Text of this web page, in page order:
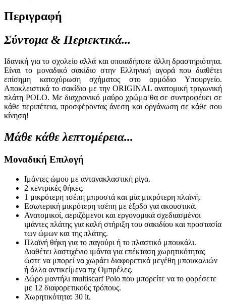
Περιγραφή
Σύντομα & Περιεκτικά...
Ιδανική για το σχολείο αλλά και οποιαδήποτε άλλη δραστηριότητα.
Είναι το μοναδικό σακίδιο στην Ελληνική αγορά που διαθέτει
επίσημη κατοχύρωση σχήματος στο αρμόδιο Υπουργείο.
Αποκλειστικά το σακίδιο με την ORIGINAL ανατομική τριγωνική
πλάτη POLO. Με διαχρονικό μαύρο χρώμα θα σε συντροφέυει σε
κάθε περιπέτεια, προσφέροντας άνεση και οργάνωση σε κάθε σου
κίνηση!
Μάθε κάθε λεπτομέρεια...
Mοναδική Επιλογή
Ιμάντες ώμου με αντανακλαστική ρίγα.
2 κεντρικές θήκες.
1 μικρότερη τσέπη μπροστά και μία μικρότερη πλαϊνή.
Εσωτερική μικρότερη τσέπη με έξοδο για ακουστικά.
Ανατομικοί, αεριζόμενοι και εργονομικά σχεδιασμένοι
ιμάντες πλάτης για καλή στήριξη του σακιδίου και προστασία
των ώμων και της πλάτης.
Πλαϊνή θήκη για το παγούρι ή το πλαστικό μπουκάλι.
Διαθέτει λαστιχένιο ιμάντα για επέκταση χωρητικότητας
ώστε να μπορεί να χωράει διαφορετικά μεγέθη μπουκαλιών
ή άλλα αντικείμενα πχ Ομπρέλες.
Δώρο μαντήλι multiscarf Polo που μπορείτε να το φορέσετε
με 12 διαφορετικούς τρόπους.
Χωρητικότητα: 30 lt.